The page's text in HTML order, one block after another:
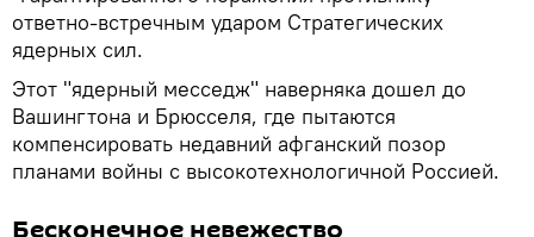
ответно-встречным ударом Стратегических
ядерных сил.
Этот "ядерный месседж" наверняка дошел до
Вашингтона и Брюсселя, где пытаются
компенсировать недавний афганский позор
планами войны с высокотехнологичной Россией.
Бесконечное невежество